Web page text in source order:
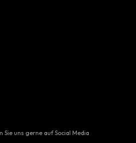
Sie uns gerne auf Social Media